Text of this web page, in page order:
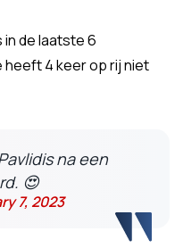
in de laatste 6
4 keer op rij niet
na een
😍
7, 2023